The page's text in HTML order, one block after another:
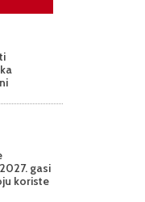
gasi
koriste